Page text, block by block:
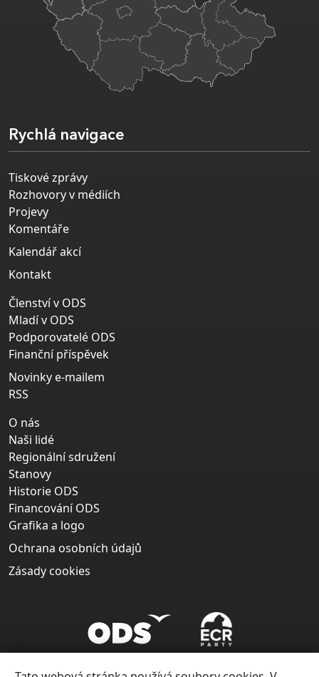
Rychlá navigace
Tiskové zprávy
Rozhovory v médiích
Projevy
Komentáře
Kalendář akcí
Kontakt
Členství v ODS
Mladí v ODS
Podporovatelé ODS
Finanční příspěvek
Novinky e-mailem
RSS
O nás
Naši lidé
Regionální sdružení
Stanovy
Historie ODS
Financování ODS
Grafika a logo
Ochrana osobních údajů
Zásady cookies